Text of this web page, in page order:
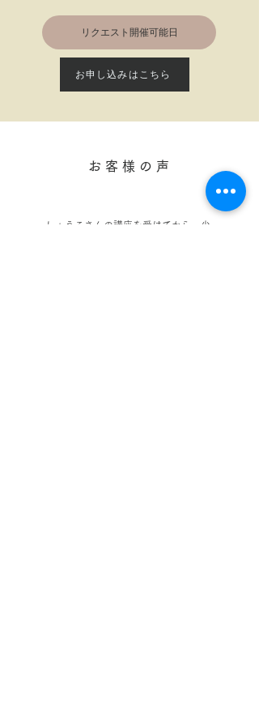
リクエスト開催可能日
お申し込みはこちら
​お 客 様 の 声
しょうこさんの講座を受けてから、少